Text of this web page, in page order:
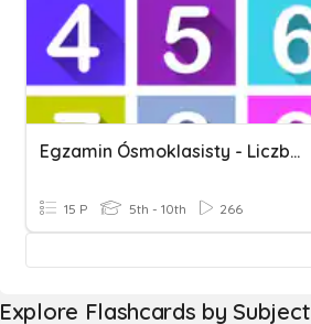
Egzamin Ósmoklasisty - Liczby 1
15 P 5th - 10th 266
Explore Flashcards by Subject